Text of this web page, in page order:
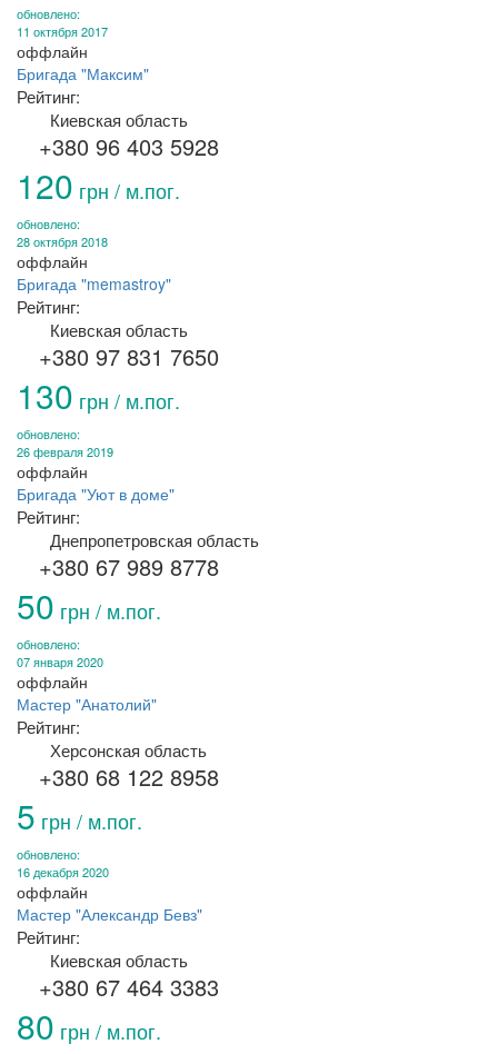
обновлено:
11 октября 2017
оффлайн
Бригада "Максим"
Рейтинг:
Киевская область
+380 96 403 5928
120 грн / м.пог.
обновлено:
28 октября 2018
оффлайн
Бригада "memastroy"
Рейтинг:
Киевская область
+380 97 831 7650
130 грн / м.пог.
обновлено:
26 февраля 2019
оффлайн
Бригада "Уют в доме"
Рейтинг:
Днепропетровская область
+380 67 989 8778
50 грн / м.пог.
обновлено:
07 января 2020
оффлайн
Мастер "Анатолий"
Рейтинг:
Херсонская область
+380 68 122 8958
5 грн / м.пог.
обновлено:
16 декабря 2020
оффлайн
Мастер "Александр Бевз"
Рейтинг:
Киевская область
+380 67 464 3383
80 грн / м.пог.